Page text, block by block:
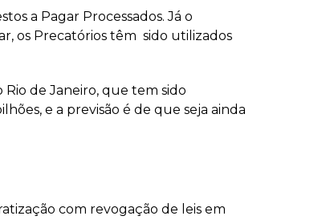
a Pagar Processados. Já o
os Precatórios têm sido utilizados
de Janeiro, que tem sido
e a previsão é de que seja ainda
com revogação de leis em